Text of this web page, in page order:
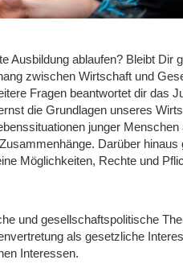
Ausbildung ablaufen? Bleibt Dir
zwischen Wirtschaft und
Fragen beantwortet dir das
die Grundlagen unseres
junger
Darüber
Möglichkeiten, Rechte und
und gesellschaftspolitische
als gesetzliche
Interessen.